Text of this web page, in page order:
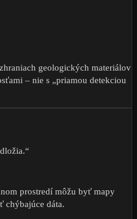
geologických materiálov
– nie s „priamou detekciou
prostredí môžu byť mapy
chýbajúce dáta.